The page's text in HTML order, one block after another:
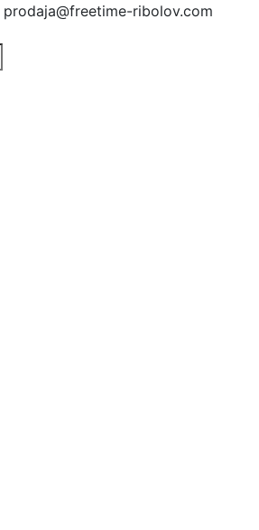
prodaja@freetime-ribolov.com